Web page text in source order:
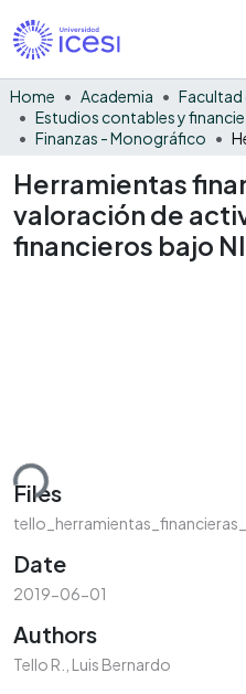
Home Academia
Finanzas - Monográfico
Herramientas
valoración de
financieros bajo
Files
Date
2019-06-01
Authors
Tello R., Luis Bernardo